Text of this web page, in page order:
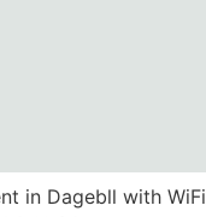
in Dagebll with WiFi